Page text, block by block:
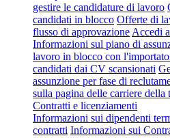
gestire le candidature di lavoro
candidati in blocco Offerte di
flusso di approvazione Accedi
Informazioni sul piano di
lavoro in blocco con
candidati dai CV scansionati
assunzione per fase di
sulla pagina delle carriere della
Contratti e licenziamenti
Informazioni sui dipendenti
contratti Informazioni sui